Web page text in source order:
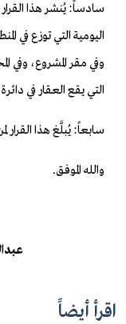
سادساً: يُنشر هذا
اليومية التيتوزع في
وفي مقر المشروع، وفي
التي يقع العقار في دائرة
سابعاً: يُبلَّغ هذا القرار
والله الموفق.
اقرأ أيضاً